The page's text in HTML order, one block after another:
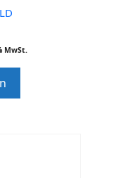
MwSt.